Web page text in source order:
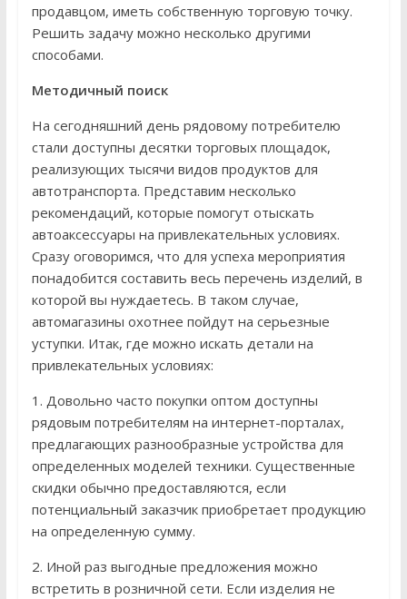
продавцом, иметь собственную торговую точку.
Решить задачу можно несколько другими
способами.
Методичный поиск
На сегодняшний день рядовому потребителю
стали доступны десятки торговых площадок,
реализующих тысячи видов продуктов для
автотранспорта. Представим несколько
рекомендаций, которые помогут отыскать
автоаксессуары на привлекательных условиях.
Сразу оговоримся, что для успеха мероприятия
понадобится составить весь перечень изделий, в
которой вы нуждаетесь. В таком случае,
автомагазины охотнее пойдут на серьезные
уступки. Итак, где можно искать детали на
привлекательных условиях:
1. Довольно часто покупки оптом доступны
рядовым потребителям на интернет-порталах,
предлагающих разнообразные устройства для
определенных моделей техники. Существенные
скидки обычно предоставляются, если
потенциальный заказчик приобретает продукцию
на определенную сумму.
2. Иной раз выгодные предложения можно
встретить в розничной сети. Если изделия не